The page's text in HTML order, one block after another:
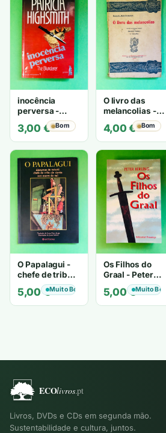
inocência
perversa -
PATRICIA
HIGHSMITH
3,00 € Bom
O livro das
melancolias -
Mantegazza
4,00€ Bom
O Papalagui -
chefe de tribo
de tiavéa
5,00€Muito Bom
Os Filhos do
Graal - Peter
Berling
5,00€Muito Bom
Livros, DVDs e CDs em segunda mão.
Sustentabilidade e cultura, juntos.